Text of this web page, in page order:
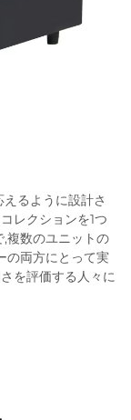
るように設計さ
レクションを1つ
複数のユニットの
の両方にとって実
を評価する人々に